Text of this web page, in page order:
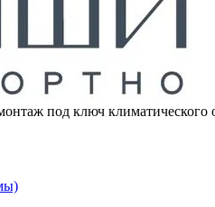
под ключ климатического